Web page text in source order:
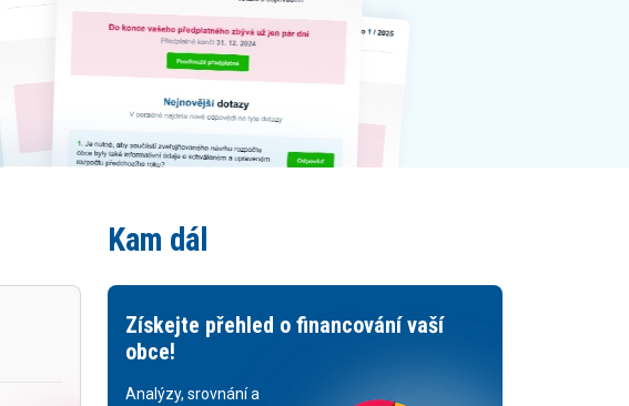
Kam dál
Získejte přehled o financování vaší
obce!
Analýzy, srovnání a